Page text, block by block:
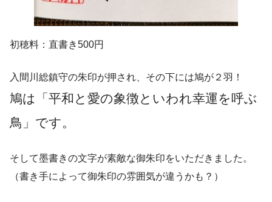
初穂料：直書き500円
入間川総鎮守の朱印が押され、その下には鳩が２羽！
鳩は「平和と愛の象徴といわれ幸運を呼ぶ
鳥」です。
そして墨書きの文字が素敵な御朱印をいただきました。
（書き手によって御朱印の雰囲気が違うかも？）